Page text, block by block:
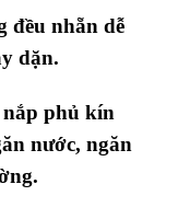
đều nhẵn dễ
dặn.
phủ kín
nước, ngăn